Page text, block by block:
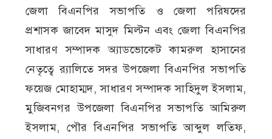
জেলা বিএনপির সভাপতি ও জেলা পরিষদের
প্রশাসক জাবেদ মাসুদ মিল্টন এবং জেলা বিএনপির
সাধারণ সম্পাদক অ্যাডভোকেট কামরুল হাসানের
নেতৃত্বে র‍্যালিতে সদর উপজেলা বিএনপির সভাপতি
ফয়েজ মোহাম্মদ, সাধারণ সম্পাদক সাহিদুল ইসলাম,
মুজিবনগর উপজেলা বিএনপির সভাপতি আমিরুল
ইসলাম, পৌর বিএনপির সভাপতি আব্দুল লতিফ,